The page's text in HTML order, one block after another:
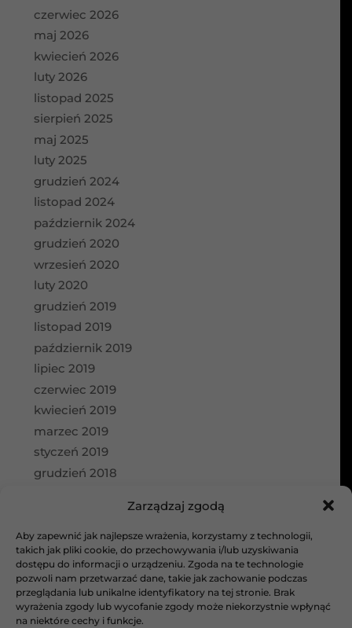
Zarządzaj zgodą
Aby zapewnić jak najlepsze wrażenia, korzystamy z technologii,
takich jak pliki cookie, do przechowywania i/lub uzyskiwania
dostępu do informacji o urządzeniu. Zgoda na te technologie
pozwoli nam przetwarzać dane, takie jak zachowanie podczas
przeglądania lub unikalne identyfikatory na tej stronie. Brak
wyrażenia zgody lub wycofanie zgody może niekorzystnie wpłynąć
na niektóre cechy i funkcje.
czerwiec 2026
maj 2026
kwiecień 2026
luty 2026
listopad 2025
sierpień 2025
maj 2025
luty 2025
grudzień 2024
listopad 2024
październik 2024
grudzień 2020
wrzesień 2020
luty 2020
grudzień 2019
listopad 2019
październik 2019
lipiec 2019
czerwiec 2019
kwiecień 2019
marzec 2019
styczeń 2019
grudzień 2018
Kategorie
aktualności
Bez kategorii
galeria
Projekty architektoniczne